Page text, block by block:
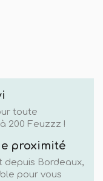
toute
200 Feuzzz !
proximité
depuis Bordeaux,
pour vous